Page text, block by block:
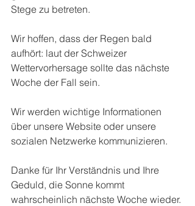
Stege zu betreten.
Wir hoffen, dass der Regen bald
aufhört: laut der Schweizer
Wettervorhersage sollte das nächste
Woche der Fall sein.
Wir werden wichtige Informationen
über unsere Website oder unsere
sozialen Netzwerke kommunizieren.
Danke für Ihr Verständnis und Ihre
Geduld, die Sonne kommt
wahrscheinlich nächste Woche wieder.